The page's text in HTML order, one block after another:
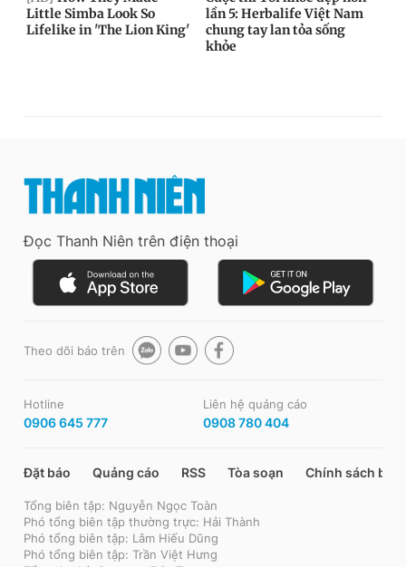
Đọc Thanh Niên trên điện thoại
Theo dõi báo trên
Hotline
0906 645 777
Liên hệ quảng cáo
0908 780 404
Đặt báo Quảng cáo RSS Tòa soạn Chính sách bảo
Tổng biên tập: Nguyễn Ngọc Toàn
Phó tổng biên tập thường trực: Hải Thành
Phó tổng biên tập: Lâm Hiếu Dũng
Phó tổng biên tập: Trần Việt Hưng